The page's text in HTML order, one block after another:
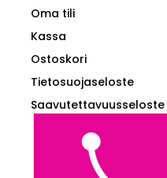
Oma tili
Kassa
Ostoskori
Tietosuojaseloste
Saavutettavuusseloste